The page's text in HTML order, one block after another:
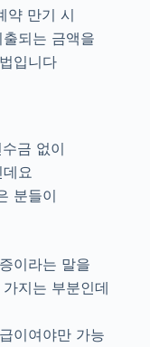
약 만기 시
되는 금액을
입니다
금 없이
요
분들이
이라는 말을
지는 부분인데
이여야만 가능